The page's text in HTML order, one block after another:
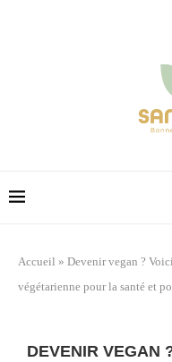
Accueil » Devenir vegan ?
végétarienne pour la santé et
DEVENIR VEGAN